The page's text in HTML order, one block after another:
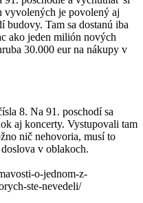
vyvolených je povolený aj
Tam sa dostanú iba
ako jeden milión nových
30.000 eur na nákupy v
8. Na 91. poschodí sa
aj koncerty. Vystupovali tam
nič nehovoria, musí to
v oblakoch.
o-jednom-z-
ste-nevedeli/